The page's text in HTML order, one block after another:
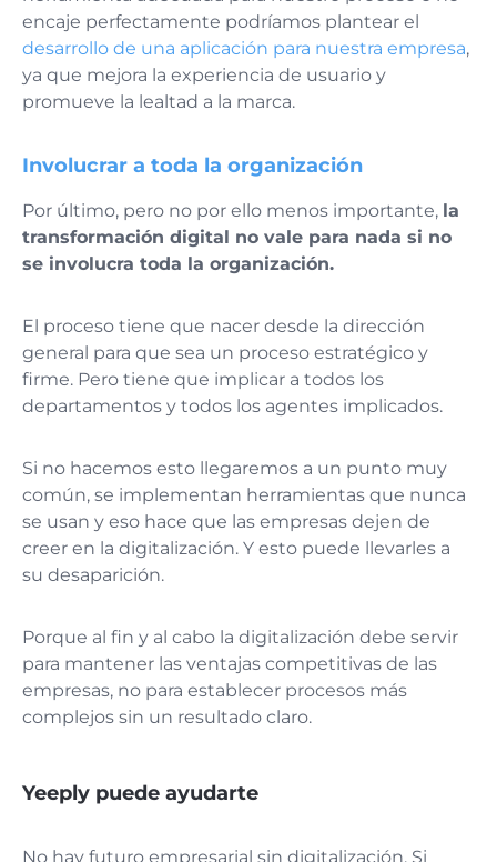
encaje perfectamente podríamos plantear el
desarrollo de una aplicación para nuestra empresa,
ya que mejora la experiencia de usuario y
promueve la lealtad a la marca.
Involucrar a toda la organización
Por último, pero no por ello menos importante, la
transformación digital no vale para nada si no
se involucra toda la organización.
El proceso tiene que nacer desde la dirección
general para que sea un proceso estratégico y
firme. Pero tiene que implicar a todos los
departamentos y todos los agentes implicados.
Si no hacemos esto llegaremos a un punto muy
común, se implementan herramientas que nunca
se usan y eso hace que las empresas dejen de
creer en la digitalización. Y esto puede llevarles a
su desaparición.
Porque al fin y al cabo la digitalización debe servir
para mantener las ventajas competitivas de las
empresas, no para establecer procesos más
complejos sin un resultado claro.
Yeeply puede ayudarte
No hay futuro empresarial sin digitalización. Si